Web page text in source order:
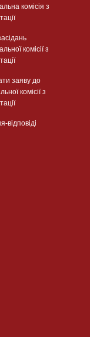
комісія з
комісії з
заяву до
комісії з
відповіді